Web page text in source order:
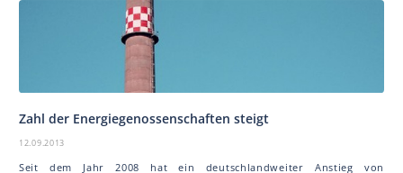
Zahl der Energiegenossenschaften steigt
12.09.2013
Seit dem Jahr 2008 hat ein deutschlandweiter Anstieg von